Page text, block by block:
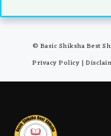
© Basic Shiksha Best
Privacy Policy |